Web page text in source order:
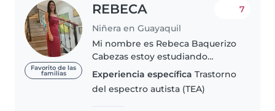
Favorito de las
familias
REBECA
Niñera en Guayaquil
7
Mi nombre es Rebeca Baquerizo
Cabezas estoy estudiando
Pedagogía de Idiomas , voy por
el sexto semestres ,mi primer
trabajo fue con niños autistas , y
Experiencia específica Trastorno
del espectro autista (TEA)